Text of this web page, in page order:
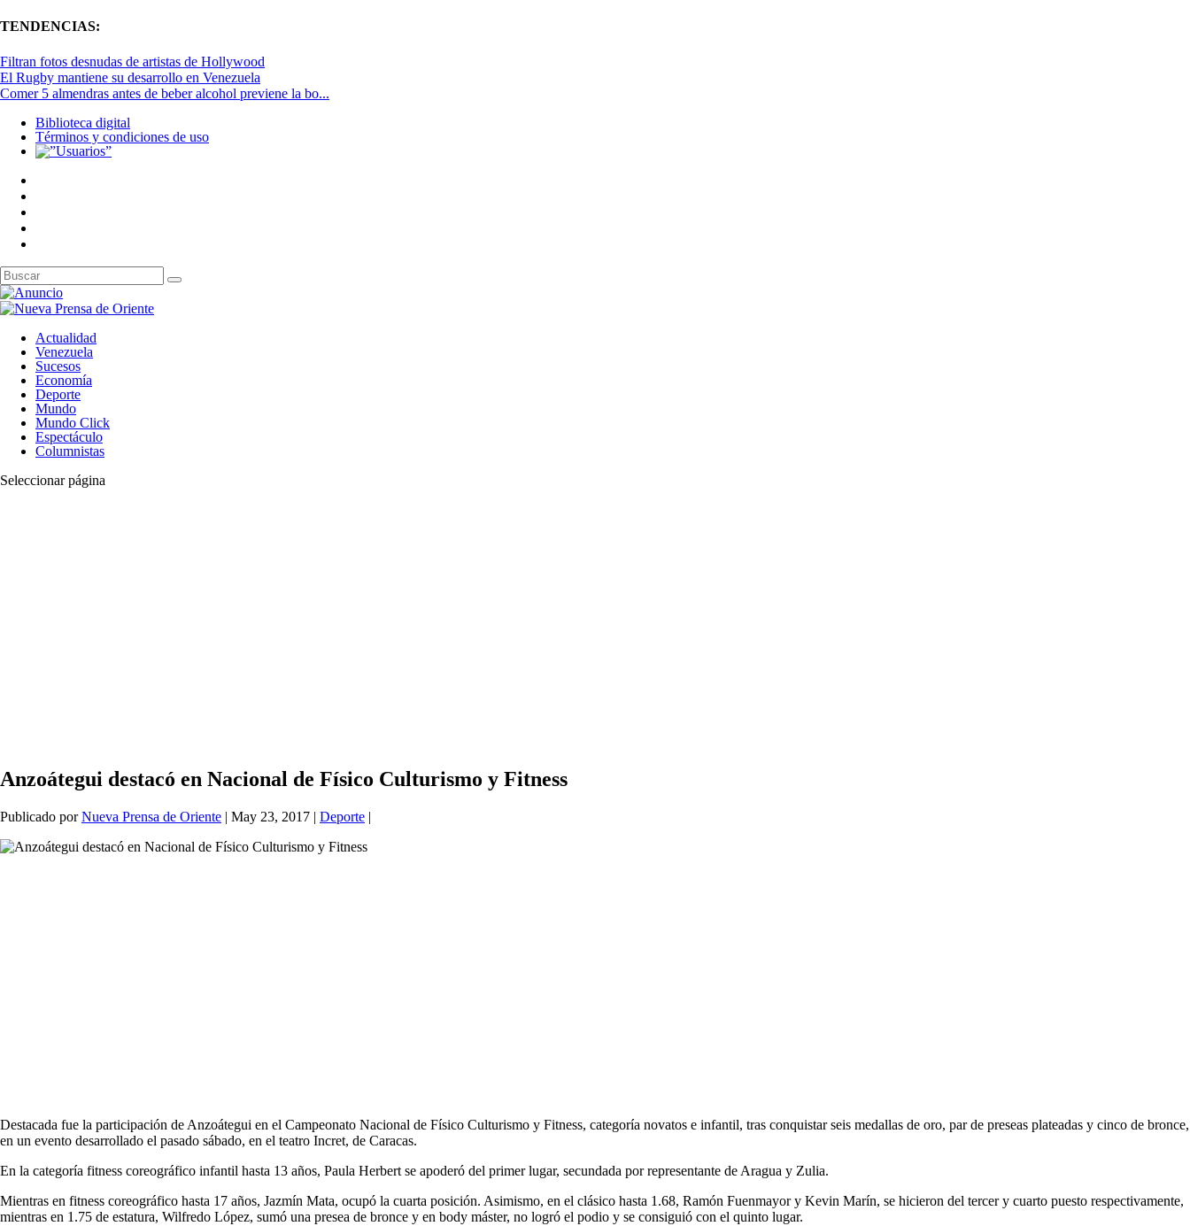
TENDENCIAS:
Filtran fotos desnudas de artistas de Hollywood
El Rugby mantiene su desarrollo en Venezuela
Comer 5 almendras antes de beber alcohol previene la bo...
Biblioteca digital
Términos y condiciones de uso
Actualidad
Venezuela
Sucesos
Economía
Deporte
Mundo
Mundo Click
Espectáculo
Columnistas
Seleccionar página
Anzoátegui destacó en Nacional de Físico Culturismo y Fitness
Publicado porNueva Prensa de Oriente | May 23, 2017 | Deporte |
Destacada fue la participación de Anzoátegui en el Campeonato Nacional de Físico Culturismo y Fitness, categoría novatos e infantil, tras conquistar seis medallas de oro, par de preseas plateadas y cinco de bronce,
en un evento desarrollado el pasado sábado, en el teatro Incret, de Caracas.
En la categoría fitness coreográfico infantil hasta 13 años, Paula Herbert se apoderó del primer lugar, secundada por representante de Aragua y Zulia.
Mientras en fitness coreográfico hasta 17 años, Jazmín Mata, ocupó la cuarta posición. Asimismo, en el clásico hasta 1.68, Ramón Fuenmayor y Kevin Marín, se hicieron del tercer y cuarto puesto respectivamente,
mientras en 1.75 de estatura, Wilfredo López, sumó una presea de bronce y en body máster, no logró el podio y se consiguió con el quinto lugar.